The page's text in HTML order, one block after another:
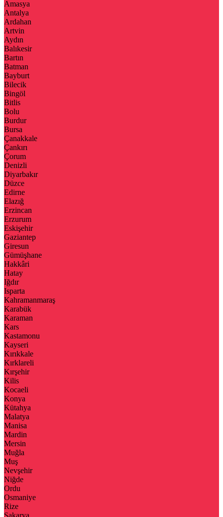
Amasya
Antalya
Ardahan
Artvin
Aydın
Balıkesir
Bartın
Batman
Bayburt
Bilecik
Bingöl
Bitlis
Bolu
Burdur
Bursa
Çanakkale
Çankırı
Çorum
Denizli
Diyarbakır
Düzce
Edirne
Elazığ
Erzincan
Erzurum
Eskişehir
Gaziantep
Giresun
Gümüşhane
Hakkâri
Hatay
Iğdır
Isparta
Kahramanmaraş
Karabük
Karaman
Kars
Kastamonu
Kayseri
Kırıkkale
Kırklareli
Kırşehir
Kilis
Kocaeli
Konya
Kütahya
Malatya
Manisa
Mardin
Mersin
Muğla
Muş
Nevşehir
Niğde
Ordu
Osmaniye
Rize
Sakarya